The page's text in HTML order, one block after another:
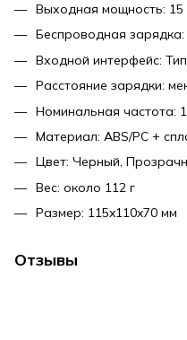
Выходная мощность: 15
Беспроводная зарядка:
Входной интерфейс:
Расстояние зарядки:
Номинальная частота:
Материал: ABS/PC +
Цвет: Черный,
Вес: около 112 г
Размер: 115x110x70 мм
Отзывы